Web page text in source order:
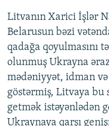
Litvanın Xarici İşlər
Belarusun bəzi
qadağa qoyulmasını
olunmuş Ukrayna
mədəniyyət, idman
göstərmiş, Litvaya bu
getmək istəyənlədən
Ukraynaya qarşı